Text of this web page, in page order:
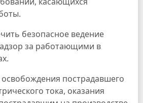
безопасное ведение
за работающими в
пострадавшего
тока, оказания